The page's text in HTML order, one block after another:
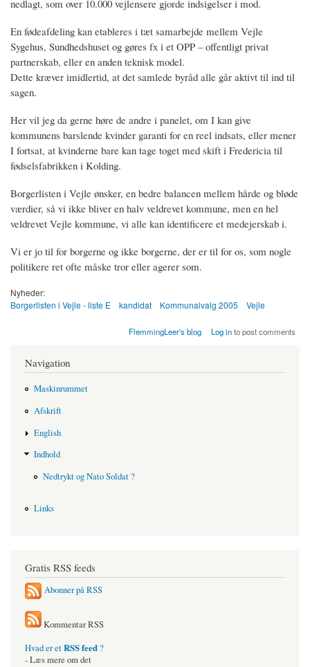
nedlagt, som over 10.000 vejlensere gjorde indsigelser i mod.
En fødeafdeling kan etableres i tæt samarbejde mellem Vejle
Sygehus, Sundhedshuset og gøres fx i et OPP – offentligt privat
partnerskab, eller en anden teknisk model.
Dette kræver imidlertid, at det samlede byråd alle går aktivt til ind til
sagen.
Her vil jeg da gerne høre de andre i panelet, om I kan give
kommunens barslende kvinder garanti for en reel indsats, eller mener
I fortsat, at kvinderne bare kan tage toget med skift i Fredericia til
fødselsfabrikken i Kolding.
Borgerlisten i Vejle ønsker, en bedre balancen mellem hårde og bløde
værdier, så vi ikke bliver en halv veldrevet kommune, men en hel
veldrevet Vejle kommune, vi alle kan identificere et medejerskab i.
Vi er jo til for borgerne og ikke borgerne, der er til for os, som nogle
politikere ret ofte måske tror eller agerer som.
Nyheder:
Borgerlisten i Vejle - liste E
kandidat Kommunalvalg 2005 Vejle
FlemmingLeer's blog Log into post comments
Navigation
Maskinrummet
Afskrift
English
Indhold
Nedtrykt og Nato Soldat ?
Links
Gratis RSS feeds
Abonner på RSS
Kommentar RSS
Hvad er etRSS feed ?
- Læs mere om det